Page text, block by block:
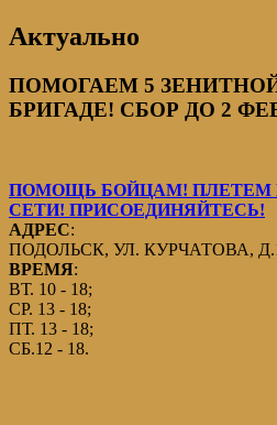
Актуально
ПОМОГАЕМ 5
БРИГАДЕ! СБОР ДО 2
ПОМОЩЬ БОЙЦАМ! ПЛЕТЕМ
СЕТИ! ПРИСОЕДИНЯЙТЕСЬ!
АДРЕС:
ПОДОЛЬСК, УЛ. КУРЧАТОВА,
ВРЕМЯ:
ВТ. 10 - 18;
СР. 13 - 18;
ПТ. 13 - 18;
СБ.12 - 18.